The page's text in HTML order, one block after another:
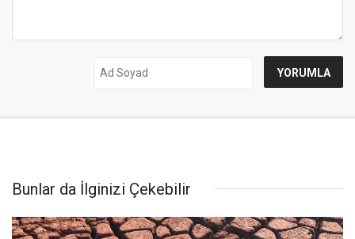
Bunlar da İlginizi Çekebilir